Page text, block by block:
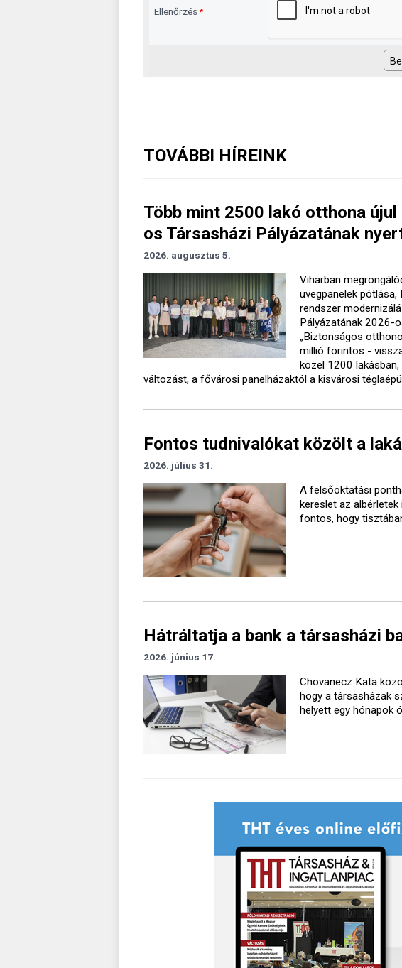
Ellenőrzés *
TOVÁBBI HÍREINK
Több mint 2500 lakó otthona
os Társasházi Pályázatának
2026. augusztus 5.
Viharban
üvegpanelek
rendszer
Pályázatának 2026-
„Biztonságos
millió forintos -
közel 1200
változást, a fővárosi panelházaktól a kisvárosi
Fontos tudnivalókat közölt a
2026. július 31.
A felsőoktatási
kereslet az
fontos, hogy
Hátráltatja a bank a társasházi
2026. június 17.
Chovanecz Kata
hogy a társasházak
helyett egy hónapok